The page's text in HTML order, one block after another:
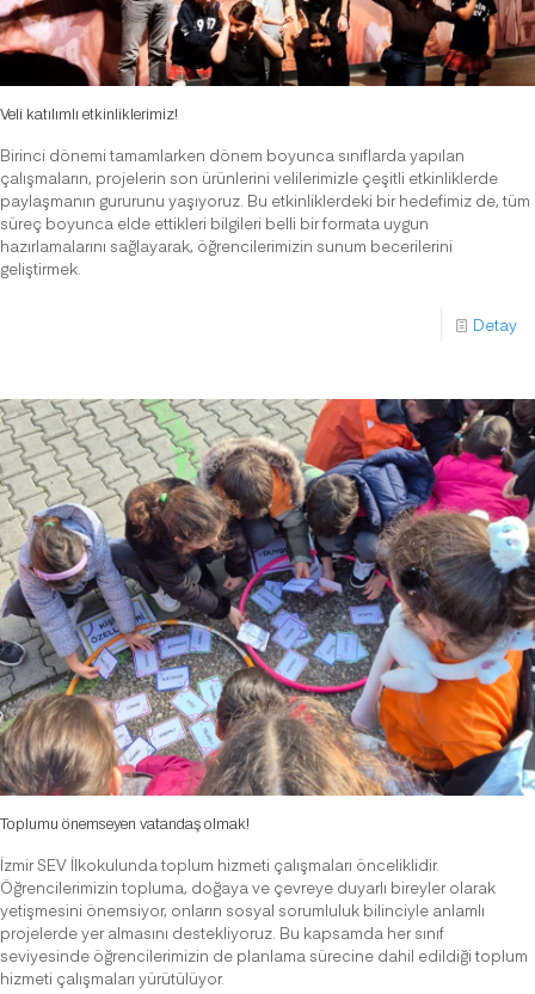
Veli katılımlı etkinliklerimiz!
Birinci dönemi tamamlarken dönem boyunca sınıflarda yapılan
çalışmaların, projelerin son ürünlerini velilerimizle çeşitli etkinliklerde
paylaşmanın gururunu yaşıyoruz. Bu etkinliklerdeki bir hedefimiz de, tüm
süreç boyunca elde ettikleri bilgileri belli bir formata uygun
hazırlamalarını sağlayarak, öğrencilerimizin sunum becerilerini
geliştirmek.
Detay
Toplumu önemseyen vatandaş olmak!
İzmir SEV İlkokulunda toplum hizmeti çalışmaları önceliklidir.
Öğrencilerimizin topluma, doğaya ve çevreye duyarlı bireyler olarak
yetişmesini önemsiyor, onların sosyal sorumluluk bilinciyle anlamlı
projelerde yer almasını destekliyoruz. Bu kapsamda her sınıf
seviyesinde öğrencilerimizin de planlama sürecine dahil edildiği toplum
hizmeti çalışmaları yürütülüyor.